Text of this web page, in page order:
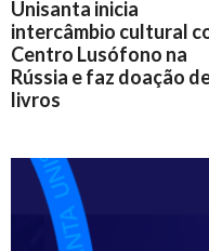
Unisanta inicia
intercâmbio cultural
Centro Lusófono na
Rússia e faz doação
livros